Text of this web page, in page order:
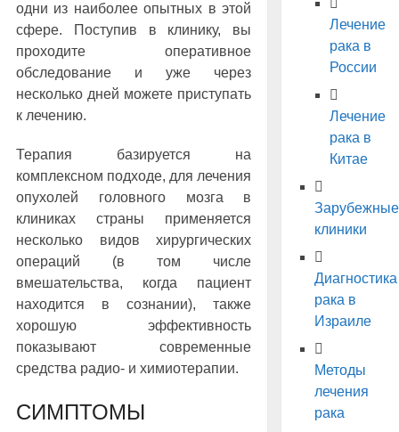
одни из наиболее опытных в этой
сфере. Поступив в клинику, вы
проходите оперативное
обследование и уже через
несколько дней можете приступать
к лечению.
Терапия базируется на
комплексном подходе, для лечения
опухолей головного мозга в
клиниках страны применяется
несколько видов хирургических
операций (в том числе
вмешательства, когда пациент
находится в сознании), также
хорошую эффективность
показывают современные
средства радио- и химиотерапии.
СИМПТОМЫ
Лечение
рака в
России
Лечение
рака в
Китае
Зарубежные
клиники
Диагностика
рака в
Израиле
Методы
лечения
рака